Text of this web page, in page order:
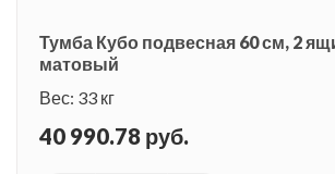
Тумба Кубо подвесная 60 см, 2
матовый
Вес: 33 кг
40 990.78 руб.